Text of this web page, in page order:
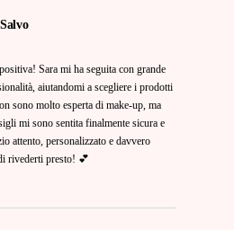
Sara mi ha seguita con grande
aiutandomi a scegliere i prodotti
sono molto esperta di make-up, ma
mi sono sentita finalmente sicura e
attento, personalizzato e davvero
rivederti presto! 💕